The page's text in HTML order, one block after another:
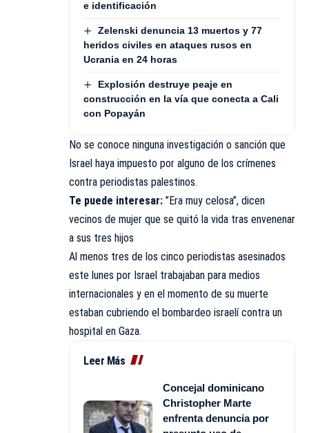
e identificación
Zelenski denuncia 13 muertos y 77
heridos civiles en ataques rusos en
Ucrania en 24 horas
Explosión destruye peaje en
construcción en la vía que conecta a Cali
con Popayán
No se conoce ninguna investigación o sanción que
Israel haya impuesto por alguno de los crímenes
contra periodistas palestinos.
Te puede interesar: ”Era muy celosa”, dicen
vecinos de mujer que se quitó la vida tras envenenar
a sus tres hijos
Al menos tres de los cinco periodistas asesinados
este lunes por Israel trabajaban para medios
internacionales y en el momento de su muerte
estaban cubriendo el bombardeo israelí contra un
hospital en Gaza.
Leer Más
Concejal dominicano
Christopher Marte
enfrenta denuncia por